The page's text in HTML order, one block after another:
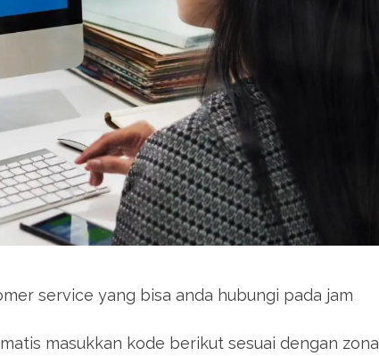
service yang bisa anda hubungi pada jam
masukkan kode berikut sesuai dengan zona